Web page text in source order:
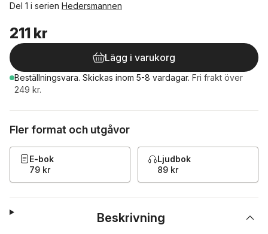
Del 1 i serien Hedersmannen
211 kr
Lägg i varukorg
Beställningsvara. Skickas inom 5-8 vardagar. Fri frakt över
249 kr.
Fler format och utgåvor
E-bok
79 kr
Ljudbok
89 kr
Beskrivning